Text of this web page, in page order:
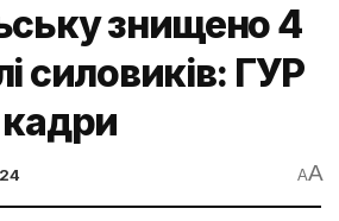
знищено 4
силовиків: ГУР
AA